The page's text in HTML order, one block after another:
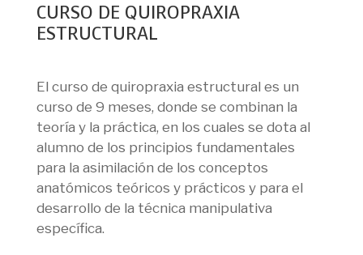
CURSO DE QUIROPRAXIA
ESTRUCTURAL
El curso de quiropraxia estructural es un
curso de 9 meses, donde se combinan la
teoría y la práctica, en los cuales se dota al
alumno de los principios fundamentales
para la asimilación de los conceptos
anatómicos teóricos y prácticos y para el
desarrollo de la técnica manipulativa
específica.